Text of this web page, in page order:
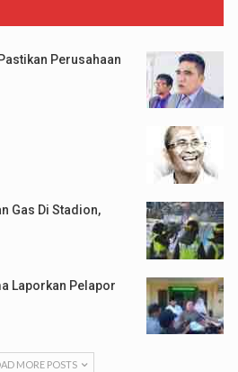
Perusahaan
Gas Di Stadion,
Laporkan Pelapor
MORE POSTS